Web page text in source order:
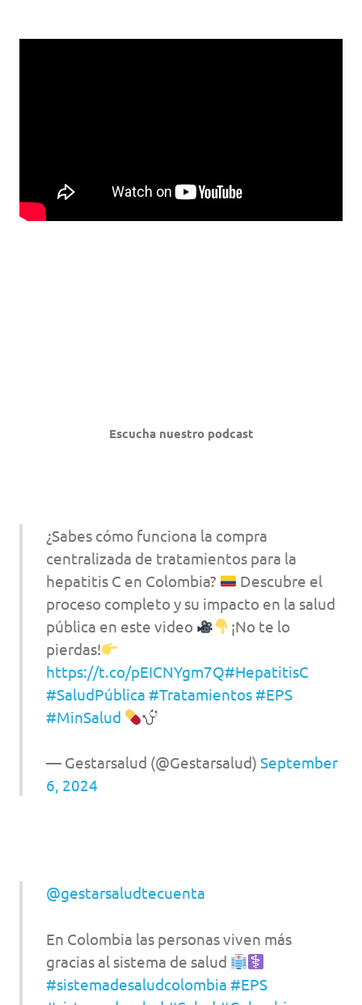
Escucha nuestro podcast
¿Sabes cómo funciona la compra
centralizada de tratamientos para la
hepatitis C en Colombia?
Descubre el
proceso completo y su impacto en la salud
pública en este video
¡No te lo
pierdas!
https://t.co/pEICNYgm7Q#HepatitisC
#SaludPública #Tratamientos #EPS
#MinSalud
— Gestarsalud (@Gestarsalud) September
6, 2024
@gestarsaludtecuenta
En Colombia las personas viven más
gracias al sistema de salud
#sistemadesaludcolombia #EPS